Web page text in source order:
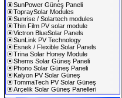
SunPower Güneş Paneli
TopraySolar Modules
Sunrise / Solartech modules
Thin Film PV solar module
Victron BlueSolar Panels
SunLink PV Technology
Esnek / Flexible Solar Panels
Trina Solar Honey Module
Shems Solar Güneş Paneli
Phono Solar Güneş Paneli
Kalyon PV Solar Güneş
TommaTech PV Solar Güneş
Arçelik Solar Güneş Panelleri